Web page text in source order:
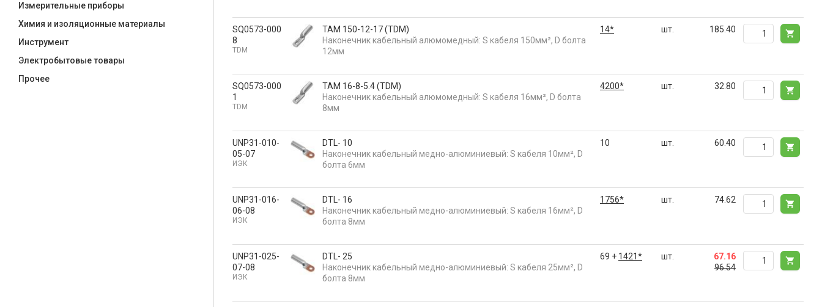
SQ0573-000
8
TDM
ТАМ 150-12-17 (TDM)
Наконечник кабельный алюмомедный: S кабеля 150мм², D болта
12мм
14* шт. 185.40
SQ0573-000
1
TDM
ТАМ 16-8-5.4 (TDM)
Наконечник кабельный алюмомедный: S кабеля 16мм², D болта
8мм
4200* шт. 32.80
UNP31-010-
05-07
ИЭК
DTL- 10
Наконечник кабельный медно-алюминиевый: S кабеля 10мм², D
болта 6мм
10 шт. 60.40
UNP31-016-
06-08
ИЭК
DTL- 16
Наконечник кабельный медно-алюминиевый: S кабеля 16мм², D
болта 8мм
1756* шт. 74.62
UNP31-025-
07-08
ИЭК
DTL- 25
Наконечник кабельный медно-алюминиевый: S кабеля 25мм², D
болта 8мм
69 + 1421* шт.
67.16
96.54
Измерительные приборы
Химия и изоляционные материалы
Инструмент
Электробытовые товары
Прочее